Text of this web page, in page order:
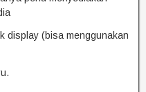
display (bisa menggunakan